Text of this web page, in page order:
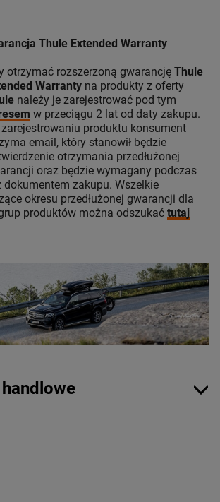
Thule Extended Warranty
otrzymać rozszerzoną gwarancję Thule
Warranty na produkty z oferty
należy je zarejestrować pod tym
w przeciągu 2 lat od daty zakupu.
zarejestrowaniu produktu konsument
email, który stanowił będzie
otrzymania przedłużonej
oraz będzie wymagany podczas
zakupu. Wszelkie
okresu przedłużonej gwarancji dla
produktów można odszukać tutaj